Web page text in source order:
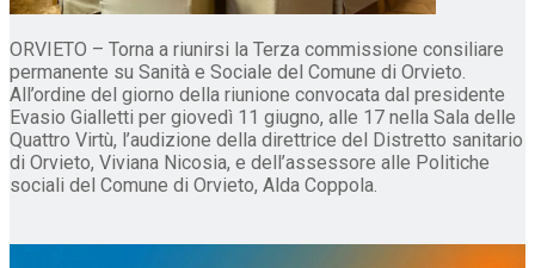
ORVIETO – Torna a riunirsi la Terza commissione consiliare
permanente su Sanità e Sociale del Comune di Orvieto.
All’ordine del giorno della riunione convocata dal presidente
Evasio Gialletti per giovedì 11 giugno, alle 17 nella Sala delle
Quattro Virtù, l’audizione della direttrice del Distretto sanitario
di Orvieto, Viviana Nicosia, e dell’assessore alle Politiche
sociali del Comune di Orvieto, Alda Coppola.